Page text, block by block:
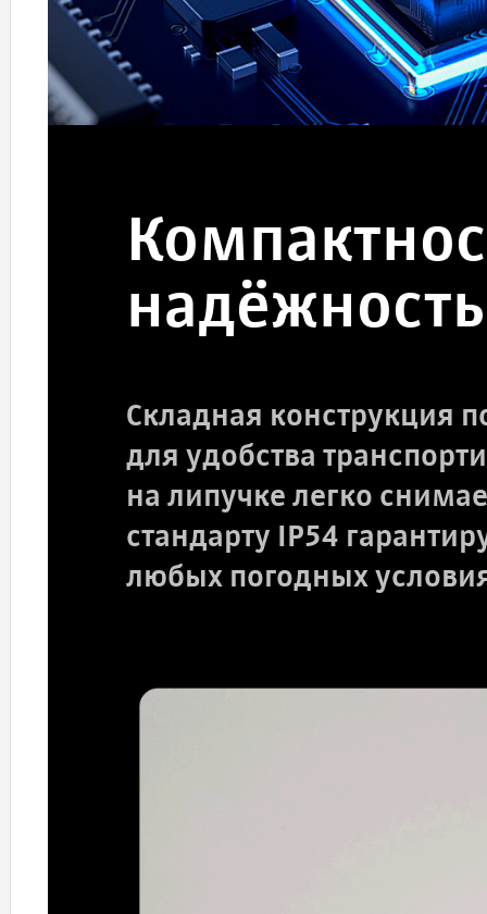
надёжность
Складная конструкция
для удобства
на липучке легко
стандарту IP54
любых погодных